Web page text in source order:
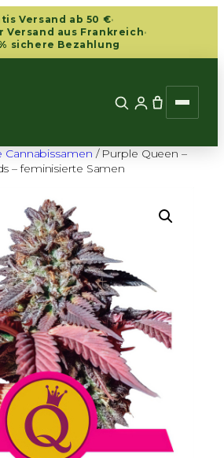
Versand ab 50 €·
Versand aus Frankreich·
sichere Bezahlung
Cannabissamen / Purple Queen –
– feminisierte Samen